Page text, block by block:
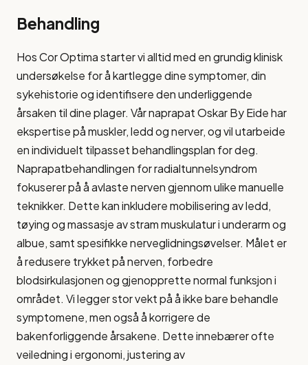
Behandling
Hos Cor Optima starter vi alltid med en grundig klinisk
undersøkelse for å kartlegge dine symptomer, din
sykehistorie og identifisere den underliggende
årsaken til dine plager. Vår naprapat Oskar By Eide har
ekspertise på muskler, ledd og nerver, og vil utarbeide
en individuelt tilpasset behandlingsplan for deg.
Naprapatbehandlingen for radialtunnelsyndrom
fokuserer på å avlaste nerven gjennom ulike manuelle
teknikker. Dette kan inkludere mobilisering av ledd,
tøying og massasje av stram muskulatur i underarm og
albue, samt spesifikke nerveglidningsøvelser. Målet er
å redusere trykket på nerven, forbedre
blodsirkulasjonen og gjenopprette normal funksjon i
området. Vi legger stor vekt på å ikke bare behandle
symptomene, men også å korrigere de
bakenforliggende årsakene. Dette innebærer ofte
veiledning i ergonomi, justering av